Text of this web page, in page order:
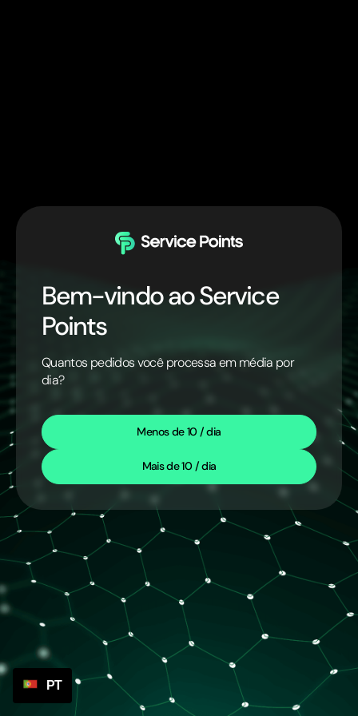
Bem-vindo ao Service
Points
Quantos pedidos você processa em média por
dia?
Menos de 10 / dia
Mais de 10 / dia
PT